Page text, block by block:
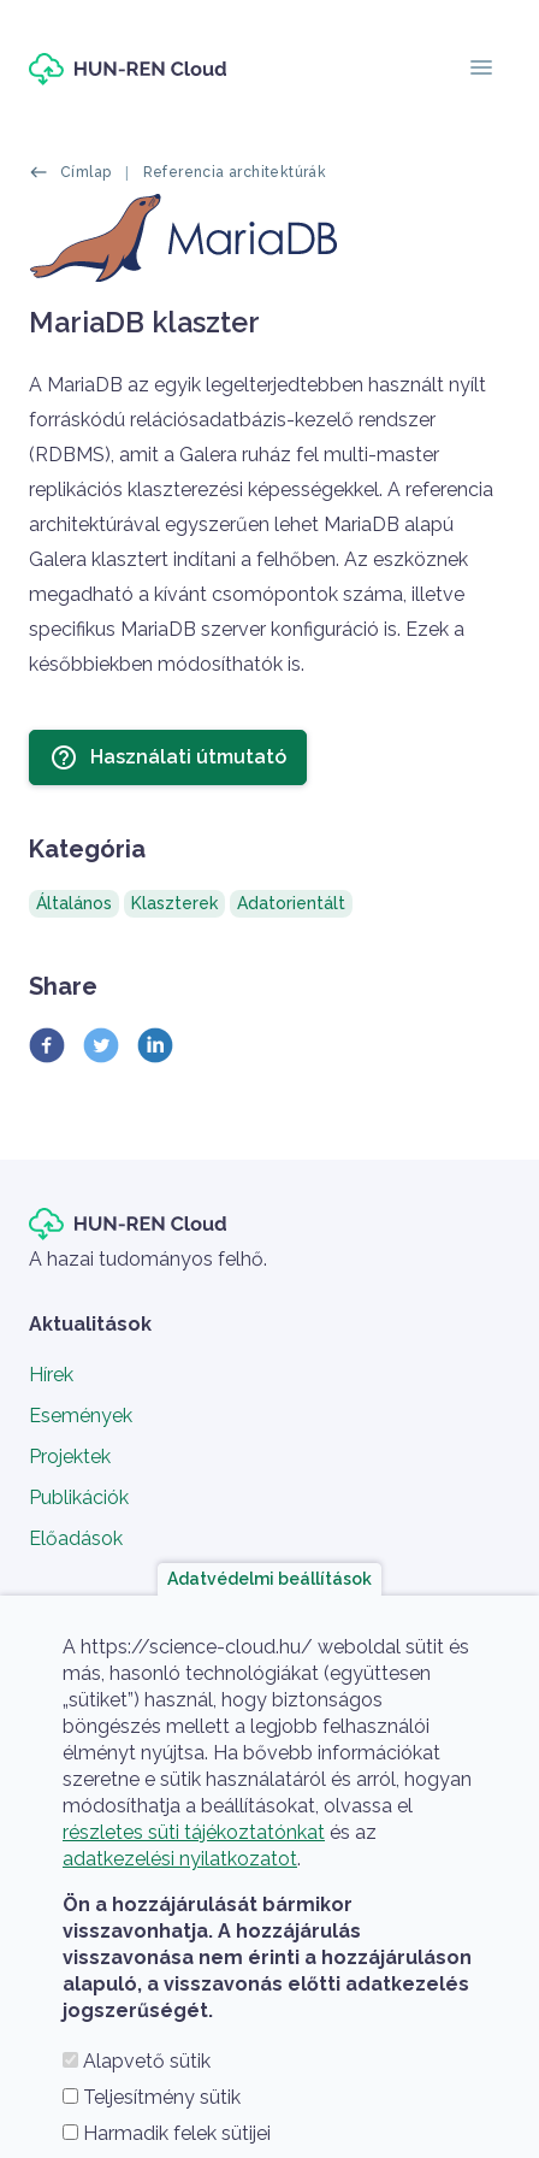
menu
Morzsák
Címlap Referencia architektúrák
Header
Oldal címe
MariaDB klaszter
Címlapos tartalom
A MariaDB az egyik legelterjedtebben használt nyílt
forráskódú relációsadatbázis-kezelő rendszer
(RDBMS), amit a Galera ruház fel multi-master
replikációs klaszterezési képességekkel. A referencia
architektúrával egyszerűen lehet MariaDB alapú
Galera klasztert indítani a felhőben. Az eszköznek
megadható a kívánt csomópontok száma, illetve
specifikus MariaDB szerver konfiguráció is. Ezek a
későbbiekben módosíthatók is.
Sidebar
help_outline Használati útmutató
Kategória
Általános Klaszterek Adatorientált
Share
Szlogen
A hazai tudományos felhő.
Aktualitások
Hírek
Események
Projektek
Publikációk
Előadások
A HUN-REN Cloud a hazai TOP50
A HUN-REN Cloud a hazai TOP50 Kiváló Kutatási
Infrastruktúra között
Adatvédelmi beállítások
A https://science-cloud.hu/ weboldal sütit és
más, hasonló technológiákat (együttesen
„sütiket”) használ, hogy biztonságos
böngészés mellett a legjobb felhasználói
élményt nyújtsa. Ha bővebb információkat
szeretne e sütik használatáról és arról, hogyan
módosíthatja a beállításokat, olvassa el
részletes süti tájékoztatónkat és az
adatkezelési nyilatkozatot.
Ön a hozzájárulását bármikor
visszavonhatja. A hozzájárulás
visszavonása nem érinti a hozzájáruláson
alapuló, a visszavonás előtti adatkezelés
jogszerűségét.
Alapvető sütik
Teljesítmény sütik
Harmadik felek sütijei